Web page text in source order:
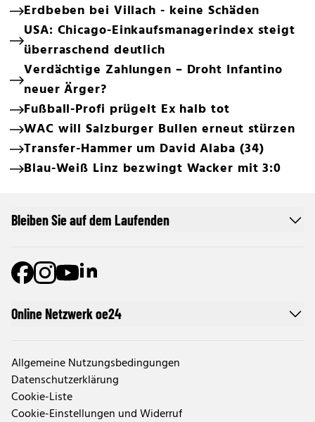
Erdbeben bei Villach - keine Schäden
USA: Chicago-Einkaufsmanagerindex steigt
überraschend deutlich
Verdächtige Zahlungen – Droht Infantino
neuer Ärger?
Fußball-Profi prügelt Ex halb tot
WAC will Salzburger Bullen erneut stürzen
Transfer-Hammer um David Alaba (34)
Blau-Weiß Linz bezwingt Wacker mit 3:0
Online Netzwerk oe24
Allgemeine Nutzungsbedingungen
Datenschutzerklärung
Cookie-Liste
Cookie-Einstellungen und Widerruf
Bleiben Sie auf dem Laufenden